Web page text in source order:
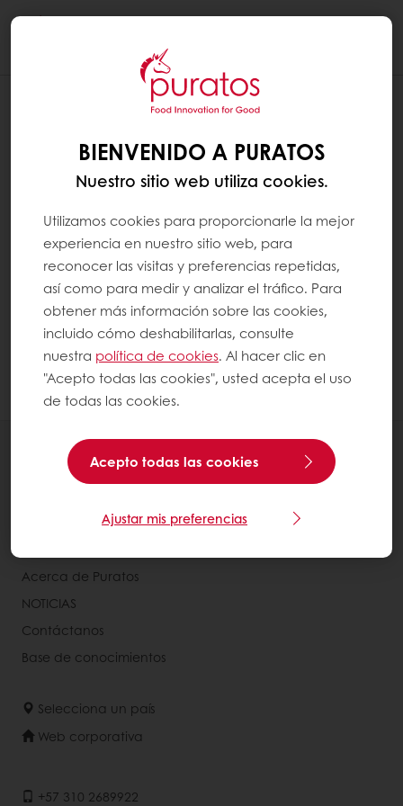
¿EXISTE UNA APLICACIÓN
MYPURATOS? ¿PUEDO ACCEDER A
MYPURATOS DESDE MI MÓVIL?
MyPuratos.
La buena noticia es que MyPuratos se puede
acceder desde cualquier dispositivo:
computadora, tableta o móvil. Se adapta al
tamaño de su pantalla. Si navega desde su
móvil, recuerde usar el menú central para
navegar por las diferentes secciones.
BIENVENIDO A PURATOS
Nuestro sitio web utiliza cookies.
Utilizamos cookies para proporcionarle la mejor
experiencia en nuestro sitio web, para
reconocer las visitas y preferencias repetidas,
así como para medir y analizar el tráfico. Para
obtener más información sobre las cookies,
incluido cómo deshabilitarlas, consulte
nuestra política de cookies. Al hacer clic en
"Acepto todas las cookies", usted acepta el uso
de todas las cookies.
Acepto todas las cookies
Ajustar mis preferencias
Productos
Recetas
Insights del Consumidor
Acerca de Puratos
NOTICIAS
Contáctanos
Base de conocimientos
Selecciona un país
Web corporativa
+57 310 2689922